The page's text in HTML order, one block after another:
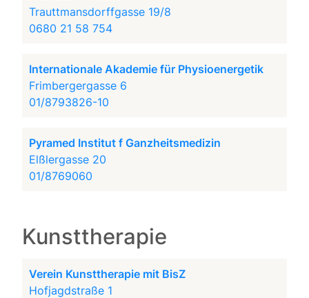
Trauttmansdorffgasse 19/8
0680 21 58 754
Internationale Akademie für Physioenergetik
Frimbergergasse 6
01/8793826-10
Pyramed Institut f Ganzheitsmedizin
Elßlergasse 20
01/8769060
Kunsttherapie
Verein Kunsttherapie mit BisZ
Hofjagdstraße 1